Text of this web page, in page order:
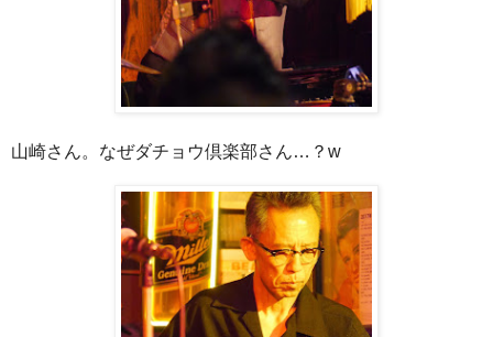
山崎さん。なぜダチョウ倶楽部さん…？w